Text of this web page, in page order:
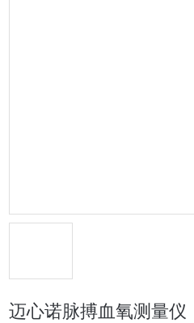
迈心诺脉搏血氧测量仪